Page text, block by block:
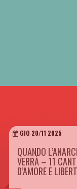
GIO 20/11 2025
QUANDO
VERRÀ – 11
D’AMORE E